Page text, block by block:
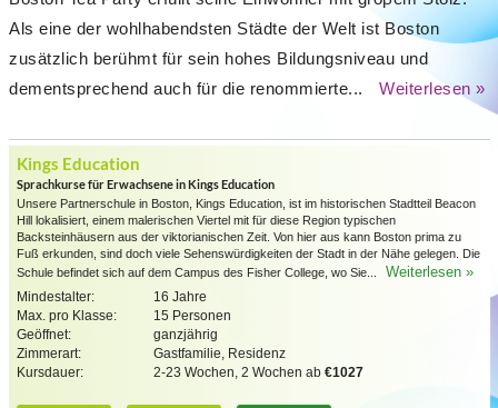
Als eine der wohlhabendsten Städte der Welt ist Boston
zusätzlich berühmt für sein hohes Bildungsniveau und
dementsprechend auch für die renommierte...
Weiterlesen »
Kings Education
Sprachkurse für Erwachsene in Kings Education
Unsere Partnerschule in Boston, Kings Education, ist im historischen Stadtteil Beacon
Hill lokalisiert, einem malerischen Viertel mit für diese Region typischen
Backsteinhäusern aus der viktorianischen Zeit. Von hier aus kann Boston prima zu
Fuß erkunden, sind doch viele Sehenswürdigkeiten der Stadt in der Nähe gelegen. Die
Schule befindet sich auf dem Campus des Fisher College, wo Sie...
Weiterlesen »
Mindestalter:
16 Jahre
Max. pro Klasse:
15 Personen
Geöffnet:
ganzjährig
Zimmerart:
Gastfamilie, Residenz
Kursdauer:
2-23 Wochen, 2 Wochen ab €1027